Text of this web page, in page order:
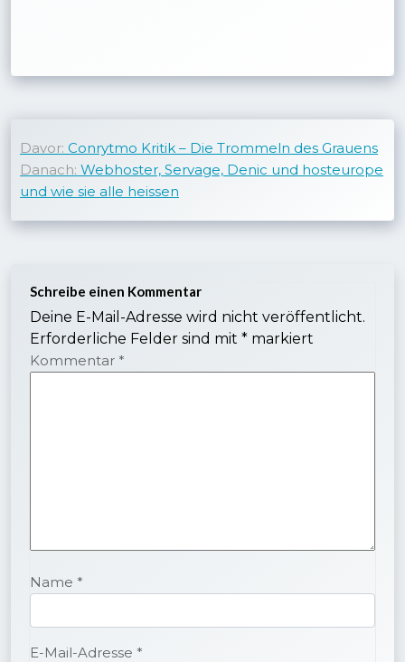
Davor: Conrytmo Kritik – Die Trommeln des Grauens
Danach: Webhoster, Servage, Denic und hosteurope
und wie sie alle heissen
Schreibe einen Kommentar
Deine E-Mail-Adresse wird nicht veröffentlicht.
Erforderliche Felder sind mit * markiert
Kommentar *
Name *
E-Mail-Adresse *